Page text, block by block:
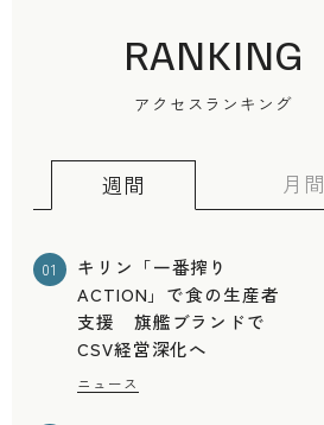
RANKING
アクセスランキング
週間 月間
01
キリン「一番搾り
ACTION」で食の生産者
支援 旗艦ブランドで
CSV経営深化へ
ニュース